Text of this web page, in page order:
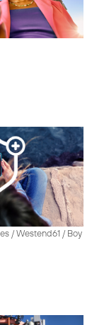
/ Westend61 / Boy